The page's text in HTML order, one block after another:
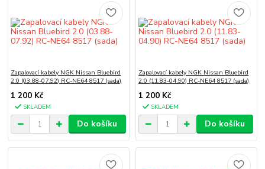
Zapalovací kabely NGK Nissan Bluebird
2.0 (03.88-07.92) RC-NE64 8517 (sada)
1 200 Kč
SKLADEM
Do košíku
Zapalovací kabely NGK Nissan Bluebird
2.0 (11.83-04.90) RC-NE64 8517 (sada)
1 200 Kč
SKLADEM
Do košíku